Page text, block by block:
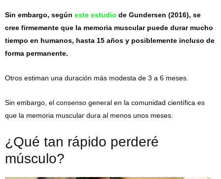
Sin embargo, según este estudio de Gundersen (2016), se
cree firmemente que la memoria muscular puede durar mucho
tiempo en humanos, hasta 15 años y posiblemente incluso de
forma permanente.
Otros estiman una duración más modesta de 3 a 6 meses.
Sin embargo, el consenso general en la comunidad científica es
que la memoria muscular dura al menos unos meses.
¿Qué tan rápido perderé
músculo?